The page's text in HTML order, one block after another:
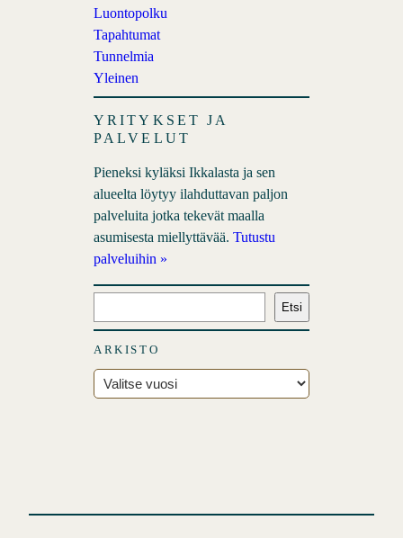
Luontopolku
Tapahtumat
Tunnelmia
Yleinen
YRITYKSET JA
PALVELUT
Pieneksi kyläksi Ikkalasta ja sen
alueelta löytyy ilahduttavan paljon
palveluita jotka tekevät maalla
asumisesta miellyttävää. Tutustu
palveluihin »
t
s
i
Etsi
ARKISTO
r